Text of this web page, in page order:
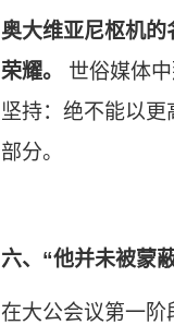
奥大维亚尼枢机
荣耀。
世俗媒体
坚持：绝不能以
部分。
六、“他并未被蒙
在大公会议第一